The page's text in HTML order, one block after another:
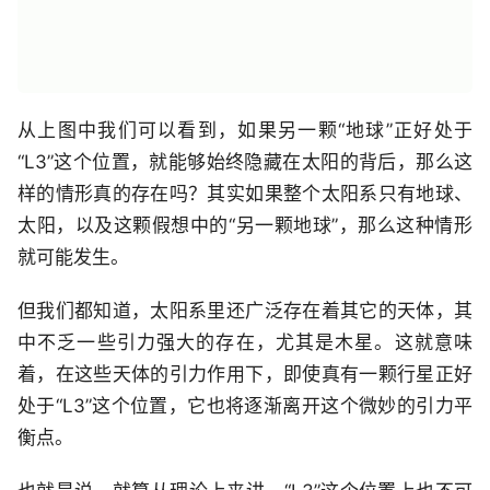
从上图中我们可以看到，如果另一颗“地球”正好处于
“L3”这个位置，就能够始终隐藏在太阳的背后，那么这
样的情形真的存在吗？其实如果整个太阳系只有地球、
太阳，以及这颗假想中的“另一颗地球”，那么这种情形
就可能发生。
但我们都知道，太阳系里还广泛存在着其它的天体，其
中不乏一些引力强大的存在，尤其是木星。这就意味
着，在这些天体的引力作用下，即使真有一颗行星正好
处于“L3”这个位置，它也将逐渐离开这个微妙的引力平
衡点。